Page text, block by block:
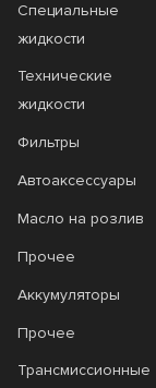
Специальные
жидкости
Технические
жидкости
Фильтры
Автоаксессуары
Масло на розлив
Прочее
Аккумуляторы
Прочее
Трансмиссионные